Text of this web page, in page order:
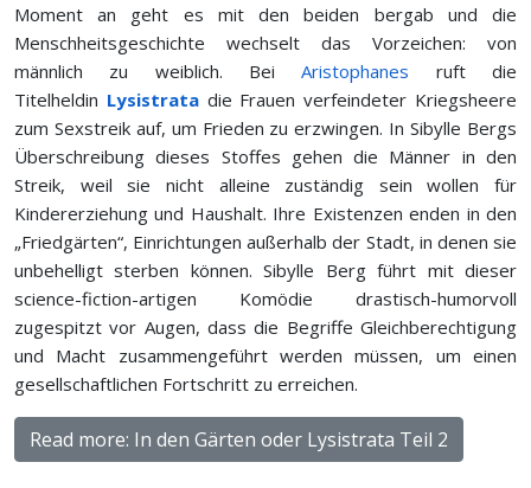
Moment an geht es mit den beiden bergab und die
Menschheitsgeschichte wechselt das Vorzeichen: von
männlich zu weiblich. BeiAristophanes ruft die
Titelheldin Lysistratadie Frauen verfeindeter Kriegsheere
zum Sexstreik auf, um Frieden zu erzwingen. In Sibylle Bergs
Überschreibung dieses Stoffes gehen die Männer in den
Streik, weil sie nicht alleine zuständig sein wollen für
Kindererziehung und Haushalt. Ihre Existenzen enden in den
„Friedgärten“, Einrichtungen außerhalb der Stadt, in denen sie
unbehelligt sterben können. Sibylle Berg führt mit dieser
science-fiction-artigen Komödie drastisch-humorvoll
zugespitzt vor Augen, dass die Begriffe Gleichberechtigung
und Macht zusammengeführt werden müssen, um einen
gesellschaftlichen Fortschritt zu erreichen.
Read more: In den Gärten oder Lysistrata Teil 2